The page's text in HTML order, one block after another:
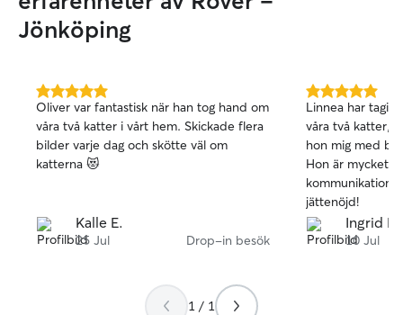
Jönköping
5.0
av
5
stjärnor
Oliver var fantastisk när han tog hand om
våra två katter i vårt hem. Skickade flera
bilder varje dag och skötte väl om
katterna 😻
Kalle E.
25 Jul Drop-in besök
5.0
av
5
stjärnor
Linnea har tagit
våra två katter,
hon mig med
Hon är mycket
jättenöjd!
Ingrid D.
10 Jul
1 / 1